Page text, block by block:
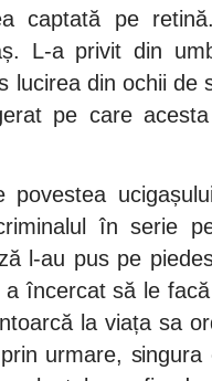
captată pe
L-a privit din
lucirea din ochii de
pe care
povestea
în serie
l-au pus pe
încercat să le
la viața sa
urmare,